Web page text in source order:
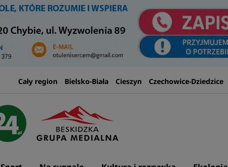
Cały region Bielsko-Biała Cieszyn Czechowice-Dziedzice